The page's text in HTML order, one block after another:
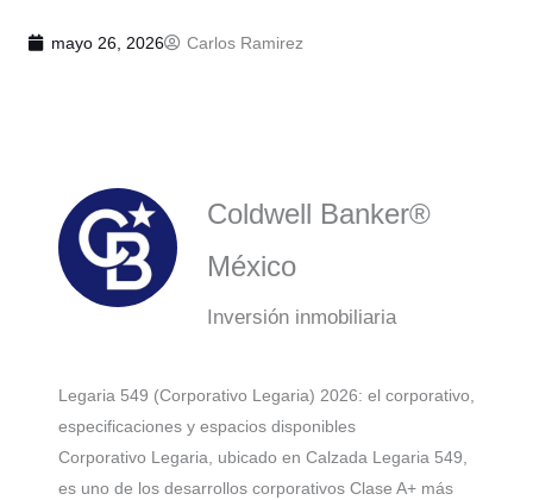
mayo 26, 2026 Carlos Ramirez
Coldwell Banker®
México
Inversión inmobiliaria
Legaria 549 (Corporativo Legaria) 2026: el corporativo,
especificaciones y espacios disponibles
Corporativo Legaria, ubicado en Calzada Legaria 549,
es uno de los desarrollos corporativos Clase A+ más